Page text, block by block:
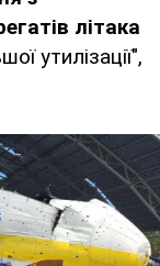
літака
утилізації",